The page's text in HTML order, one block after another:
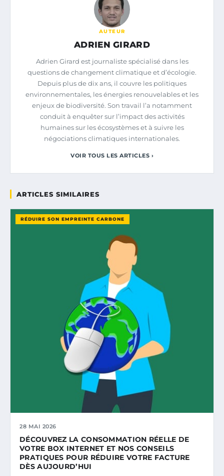
AUTEUR
ADRIEN GIRARD
Adrien Girard est journaliste spécialisé dans les
questions de changement climatique et d’écologie.
Depuis plus de dix ans, il couvre les politiques
environnementales, les énergies renouvelables et les
enjeux de biodiversité. Son travail l’a notamment
conduit à enquêter sur l’impact des activités
humaines sur les écosystèmes et à suivre les
négociations climatiques internationales.
VOIR TOUS LES ARTICLES ›
ARTICLES SIMILAIRES
RÉDUIRE SON EMPREINTE CARBONE
28 MAI 2026
DÉCOUVREZ LA CONSOMMATION RÉELLE DE
VOTRE BOX INTERNET ET NOS CONSEILS
PRATIQUES POUR RÉDUIRE VOTRE FACTURE
DÈS AUJOURD’HUI